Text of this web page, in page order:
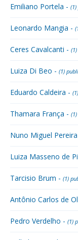
Emiliano Portela -
Leonardo Mangia -
Ceres Cavalcanti -
Luiza Di Beo - (1)
Eduardo Caldeira -
Thamara França -
Nuno Miguel
Luiza Masseno de
Tarcisio Brum - (1)
Antônio Carlos de
Pedro Verdelho - (1)